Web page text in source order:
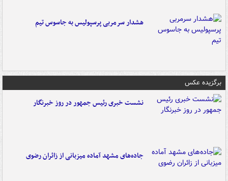
هشدار سرمربی پرسپولیس به جاسوس تیم
برگزیده عکس
نشست خبری رئیس جمهور در روز خبرنگار
جاده‌های مشهد آماده میزبانی از زائران رضوی